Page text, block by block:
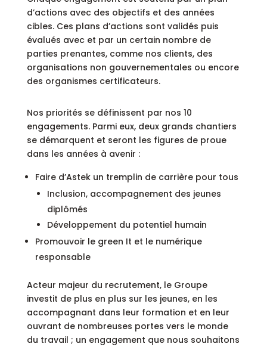
d’actions avec des objectifs et des années
cibles. Ces plans d’actions sont validés puis
évalués avec et par un certain nombre de
parties prenantes, comme nos clients, des
organisations non gouvernementales ou encore
des organismes certificateurs.
Nos priorités se définissent par nos 10
engagements. Parmi eux, deux grands chantiers
se démarquent et seront les figures de proue
dans les années à avenir :
Faire d’Astek un tremplin de carrière pour tous
Inclusion, accompagnement des jeunes
diplômés
Développement du potentiel humain
Promouvoir le green It et le numérique
responsable
Acteur majeur du recrutement, le Groupe
investit de plus en plus sur les jeunes, en les
accompagnant dans leur formation et en leur
ouvrant de nombreuses portes vers le monde
du travail ; un engagement que nous souhaitons